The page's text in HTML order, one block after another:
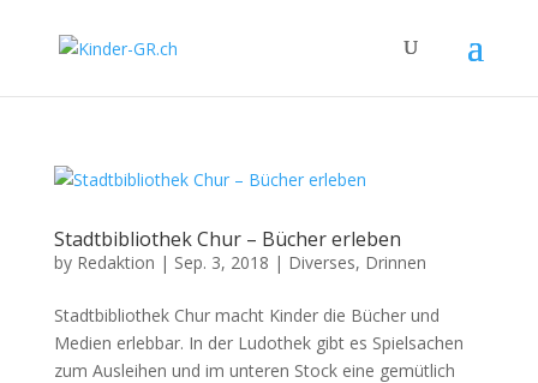
Stadtbibliothek Chur – Bücher erleben
by Redaktion | Sep. 3, 2018 | Diverses, Drinnen
Stadtbibliothek Chur macht Kinder die Bücher und
Medien erlebbar. In der Ludothek gibt es Spielsachen
zum Ausleihen und im unteren Stock eine gemütlich